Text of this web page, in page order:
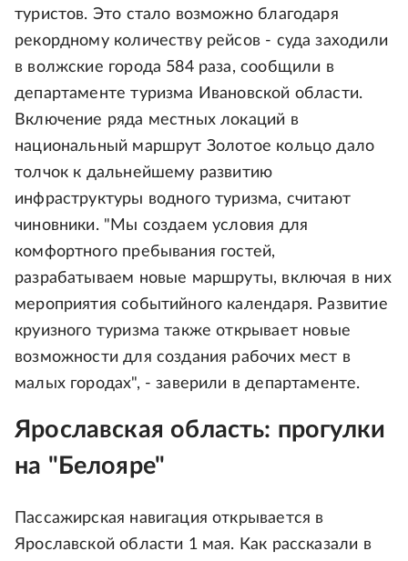
туристов. Это стало возможно благодаря
рекордному количеству рейсов - суда заходили
в волжские города 584 раза, сообщили в
департаменте туризма Ивановской области.
Включение ряда местных локаций в
национальный маршрут Золотое кольцо дало
толчок к дальнейшему развитию
инфраструктуры водного туризма, считают
чиновники. "Мы создаем условия для
комфортного пребывания гостей,
разрабатываем новые маршруты, включая в них
мероприятия событийного календаря. Развитие
круизного туризма также открывает новые
возможности для создания рабочих мест в
малых городах", - заверили в департаменте.
Ярославская область: прогулки
на "Белояре"
Пассажирская навигация открывается в
Ярославской области 1 мая. Как рассказали в